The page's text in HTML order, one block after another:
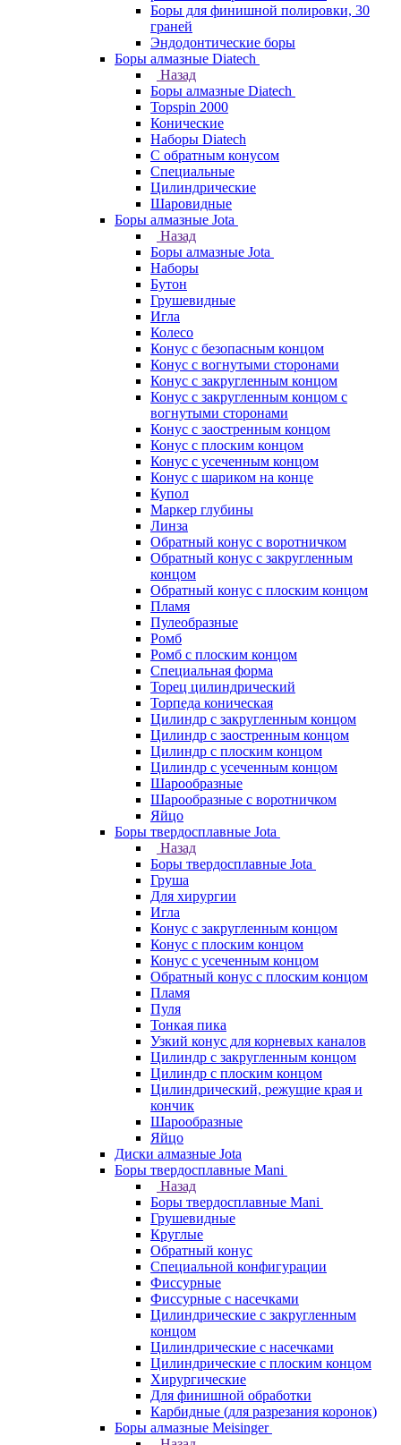
Боры для финишной полировки, 30
граней
Эндодонтические боры
Боры алмазные Diatech
Назад
Боры алмазные Diatech
Topspin 2000
Конические
Наборы Diatech
С обратным конусом
Специальные
Цилиндрические
Шаровидные
Боры алмазные Jota
Назад
Боры алмазные Jota
Наборы
Бутон
Грушевидные
Игла
Колесо
Конус с безопасным концом
Конус с вогнутыми сторонами
Конус с закругленным концом
Конус с закругленным концом с
вогнутыми сторонами
Конус с заостренным концом
Конус с плоским концом
Конус с усеченным концом
Конус с шариком на конце
Купол
Маркер глубины
Линза
Обратный конус с воротничком
Обратный конус с закругленным
концом
Обратный конус с плоским концом
Пламя
Пулеобразные
Ромб
Ромб с плоским концом
Специальная форма
Торец цилиндрический
Торпеда коническая
Цилиндр с закругленным концом
Цилиндр с заостренным концом
Цилиндр с плоским концом
Цилиндр с усеченным концом
Шарообразные
Шарообразные с воротничком
Яйцо
Боры твердосплавные Jota
Назад
Боры твердосплавные Jota
Груша
Для хирургии
Игла
Конус с закругленным концом
Конус с плоским концом
Конус с усеченным концом
Обратный конус с плоским концом
Пламя
Пуля
Тонкая пика
Узкий конус для корневых каналов
Цилиндр с закругленным концом
Цилиндр с плоским концом
Цилиндрический, режущие края и
кончик
Шарообразные
Яйцо
Диски алмазные Jota
Боры твердосплавные Mani
Назад
Боры твердосплавные Mani
Грушевидные
Круглые
Обратный конус
Специальной конфигурации
Фиссурные
Фиссурные с насечками
Цилиндрические с закругленным
концом
Цилиндрические с насечками
Цилиндрические с плоским концом
Хирургические
Для финишной обработки
Карбидные (для разрезания коронок)
Боры алмазные Meisinger